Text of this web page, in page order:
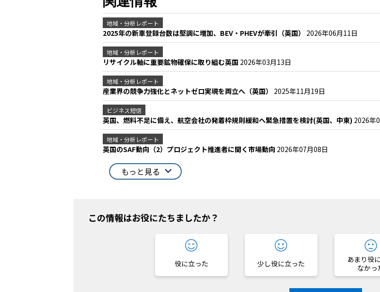
地域・分析レポート
2025年の新車登録台数は堅調に増加、BEV・PHEVが牽引（英国） 2026年06月11日
地域・分析レポート
リサイクル軸に重要鉱物確保に取り組む英国 2026年03月13日
地域・分析レポート
産業界の競争力強化とネットゼロ実現を両立へ（英国） 2025年11月19日
ビジネス短信
英国、燃料不足に備え、航空会社の発着枠規則緩和へ緊急措置を検討(英国、中東) 2026年
地域・分析レポート
英国のSAF動向（2）プロジェクト推進者に聞く市場動向 2026年07月08日
もっと見る
この情報はお役にたちましたか？
役に立った 少し役に立った
あまり役
なかっ